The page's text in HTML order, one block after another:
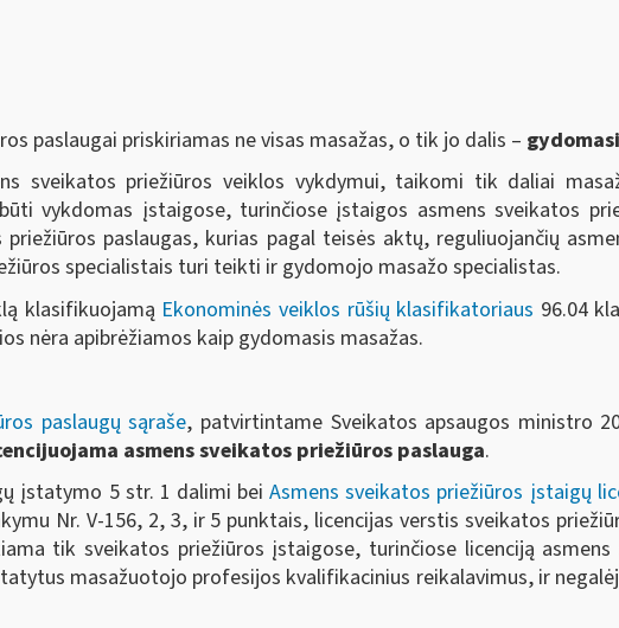
paslaugai priskiriamas ne visas masažas, o tik jo dalis –
sveikatos priežiūros veiklos vykdymui, taikomi tik daliai
vykdomas įstaigose, turinčiose įstaigos asmens sveikatos
paslaugas, kurias pagal teisės aktų, reguliuojančių
specialistais turi teikti ir gydomojo masažo specialistas.
klasifikuojamą Ekonominės veiklos rūšių klasifikatoriaus 96.04
nėra apibrėžiamos kaip gydomasis masažas.
paslaugų sąraše, patvirtintame Sveikatos apsaugos ministro
asmens sveikatos priežiūros paslauga.
įstatymo 5 str. 1 dalimi beiAsmens sveikatos priežiūros įstaigų
Nr. V-156, 2, 3, ir 5 punktais, licencijas verstis sveikatos
tik sveikatos priežiūros įstaigose, turinčiose licenciją asmens
masažuotojo profesijos kvalifikacinius reikalavimus, ir negal